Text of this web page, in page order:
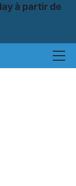
Extra – Filtre de 24 mm
à partir de